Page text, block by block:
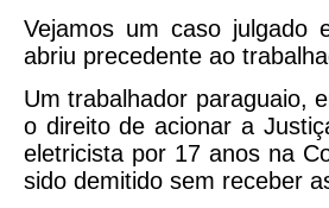
Vejamos um caso julgado
abriu precedente ao
Um trabalhador paraguaio,
o direito de acionar a
eletricista por 17 anos na
sido demitido sem receber